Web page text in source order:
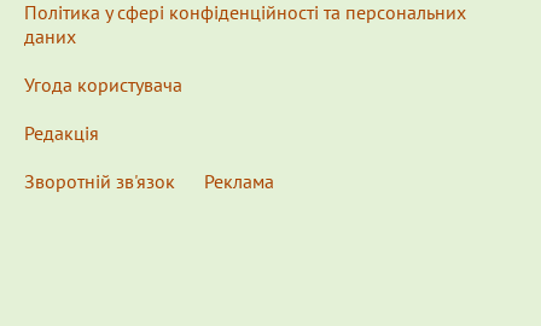
Політика у сфері конфіденційності та персональних
даних
Угода користувача
Редакція
Зворотній зв'язок
Реклама